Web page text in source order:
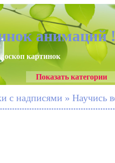
анимаций
картинок
Показать категории
с надписями » Научись